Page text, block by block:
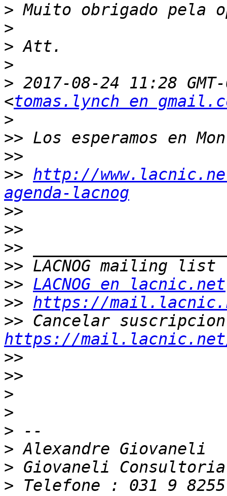
>
>
>
>
> 2017-08-24 11:28
<tomas.lynch en
>
>>
>>
>> http://
agenda-lacnog
>>
>>
>>
>>
>> LACNOG en lacnic.net
>> https://
>>
https://mail.lacnic.net/
>>
>>
>
>
>
>
>
>